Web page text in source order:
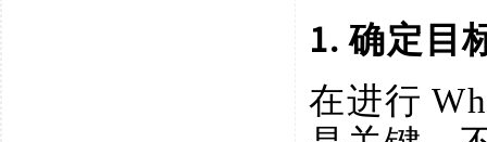
1. 确定目
在进行